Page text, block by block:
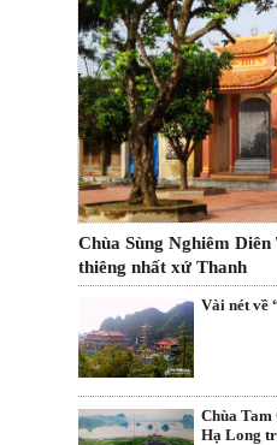
Chùa Sùng Nghiêm
thiêng nhất xứ Thanh
Vài nét về
Chùa
Hạ Long